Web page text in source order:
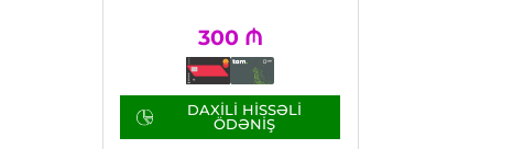
300 ₼
DAXILI HISSƏLI
ÖDƏNIŞ